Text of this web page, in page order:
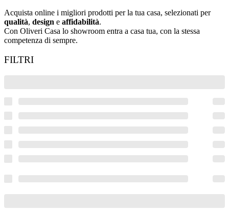
Acquista online i migliori prodotti per la tua casa, selezionati per
qualità, design e affidabilità.
Con Oliveri Casa lo showroom entra a casa tua, con la stessa
competenza di sempre.
FILTRI